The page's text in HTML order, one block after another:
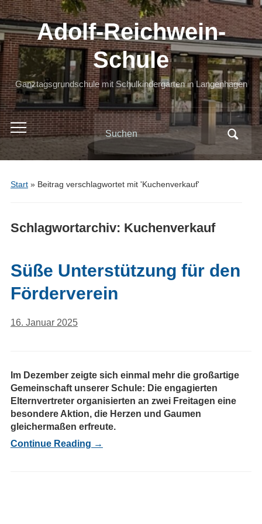
Adolf-Reichwein-
Schule
Ganztagsgrundschule mit Schulkindergarten in Langenhagen
Toggle
mobile
menu
Search
for:
Start» Beitrag verschlagwortet mit 'Kuchenverkauf'
Schlagwortarchiv: Kuchenverkauf
Süße Unterstützung für den
Förderverein
16. Januar 2025
Im Dezember zeigte sich einmal mehr die großartige
Gemeinschaft unserer Schule: Die engagierten
Elternvertreter organisierten an zwei Freitagen eine
besondere Aktion, die Herzen und Gaumen
gleichermaßen erfreute.
Continue Reading →